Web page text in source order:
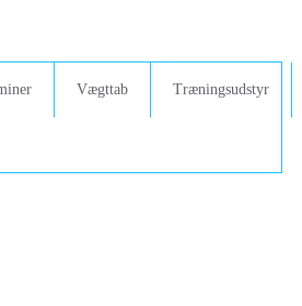
Vægttab Træningsudstyr